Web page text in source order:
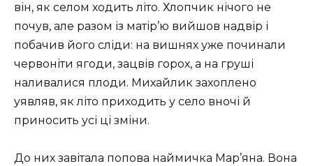
він, як селом ходить літо. Хлопчик нічого не
почув, але разом із матір’ю вийшов надвір і
побачив його сліди: на вишнях уже починали
червоніти ягоди, зацвів горох, а на груші
наливалися плоди. Михайлик захоплено
уявляв, як літо приходить у село вночі й
приносить усі ці зміни.
До них завітала попова наймичка Мар’яна. Вона